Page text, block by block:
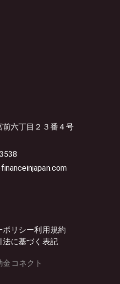
前六丁目２３番４号
ポリシー利用規約
法に基づく表記
コネクト